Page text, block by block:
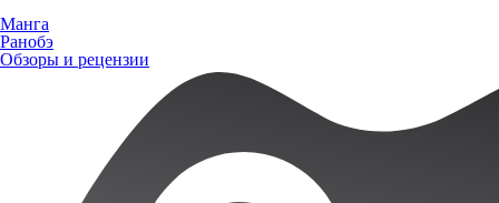
Манга
Ранобэ
Обзоры и рецензии